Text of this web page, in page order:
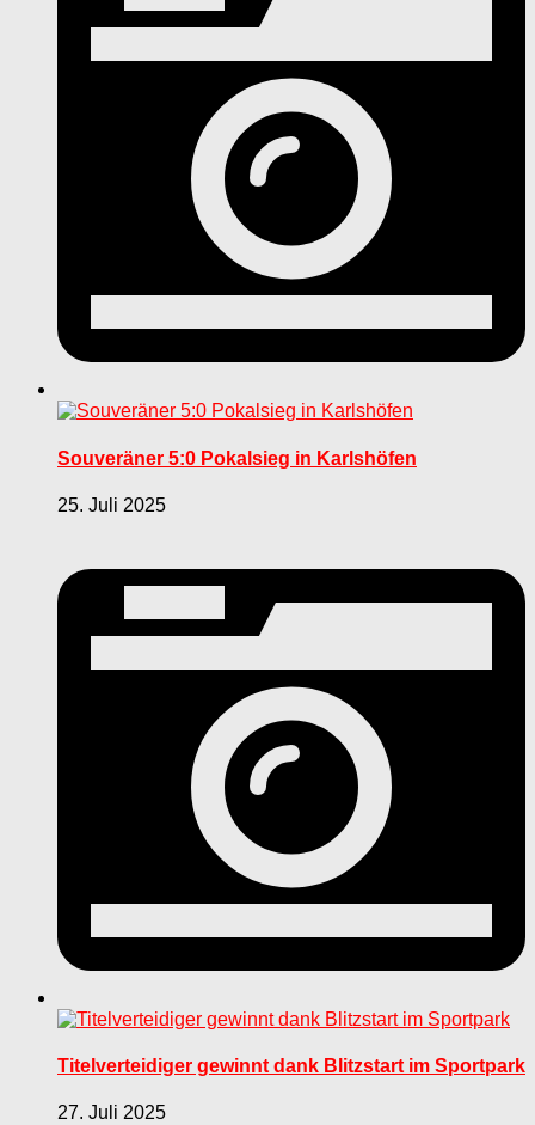
Souveräner 5:0 Pokalsieg in Karlshöfen
25. Juli 2025
Titelverteidiger gewinnt dank Blitzstart im Sportpark
27. Juli 2025